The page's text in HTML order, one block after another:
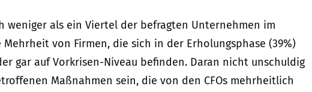
weniger als ein Viertel der befragten Unternehmen im
von Firmen, die sich in der Erholungsphase (39%)
gar auf Vorkrisen-Niveau befinden. Daran nicht unschuldig
Maßnahmen sein, die von den CFOs mehrheitlich